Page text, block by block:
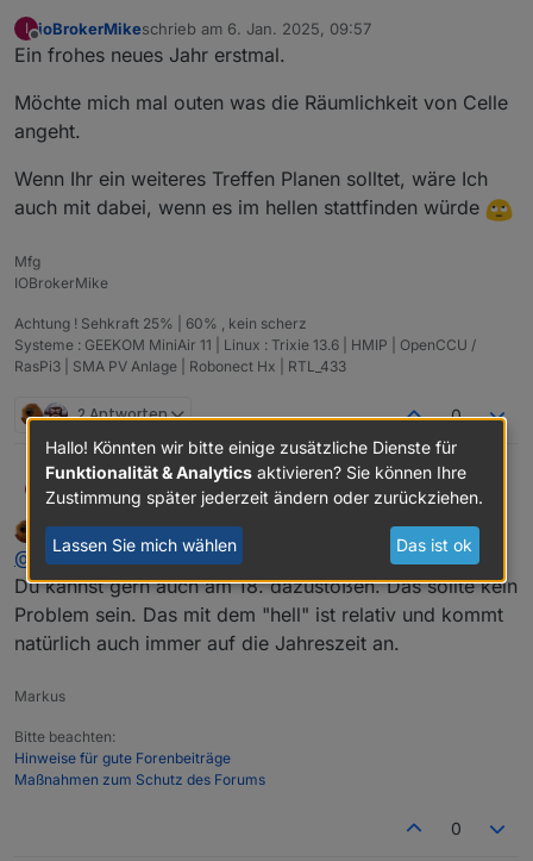
I
Offline
ioBrokerMikeschrieb am 6. Jan. 2025, 09:57
zuletzt editiert von
Ein frohes neues Jahr erstmal.
Möchte mich mal outen was die Räumlichkeit von Celle
angeht.
Wenn Ihr ein weiteres Treffen Planen solltet, wäre Ich
auch mit dabei, wenn es im hellen stattfinden würde
Mfg
IOBrokerMike
Achtung ! Sehkraft 25% | 60% , kein scherz
Systeme : GEEKOM MiniAir 11 | Linux : Trixie 13.6 | HMIP | OpenCCU /
RasPi3 | SMA PV Anlage | Robonect Hx | RTL_433
2 Antworten 0
ioBrokerMike Ein frohes neues Jahr erstmal.
Möchte mich mal outen was die Räumlichkeit von
Celle angeht.
Wenn Ihr ein weiteres Treffen Planen solltet,
wäre Ich auch mit dabei, wenn es im hellen
stattfinden würde
Offline
Samson71schrieb am6. Jan. 2025, 10:34
zuletzt editiert von
@
iobrokermike
Du kannst gern auch am 18. dazustoßen. Das sollte kein
Problem sein. Das mit dem "hell" ist relativ und kommt
natürlich auch immer auf die Jahreszeit an.
Markus
Bitte beachten:
Hinweise für gute Forenbeiträge
Maßnahmen zum Schutz des Forums
0
Hallo! Könnten wir bitte einige zusätzliche Dienste für
Funktionalität & Analytics aktivieren? Sie können Ihre
Zustimmung später jederzeit ändern oder zurückziehen.
Lassen Sie mich wählen Das ist ok